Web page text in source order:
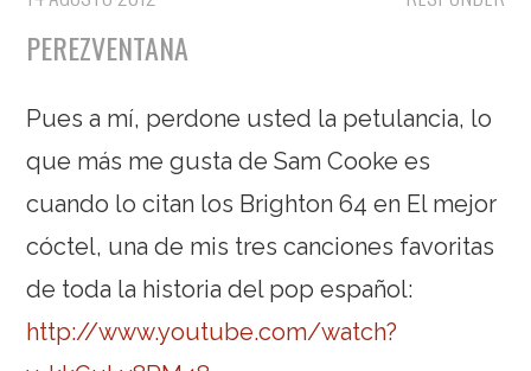
PEREZVENTANA
Pues a mí, perdone usted la petulancia, lo
que más me gusta de Sam Cooke es
cuando lo citan los Brighton 64 en El mejor
cóctel, una de mis tres canciones favoritas
de toda la historia del pop español:
http://www.youtube.com/watch?